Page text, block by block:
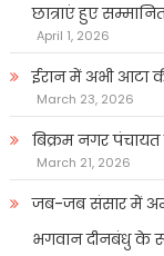
छात्राएं हुए
April 1, 2026
ईरान में अभी आटा
March 23, 2026
बिक्रम नगर
March 21, 2026
जब-जब संसार में
भगवान दीनबंधु के